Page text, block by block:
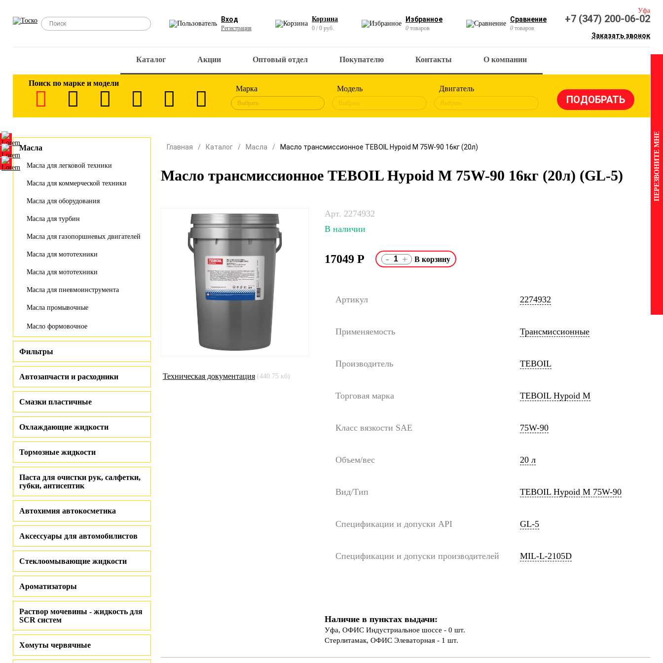
Вход
Регистрация
Корзина
0 / 0 руб.
Избранное
0 товаров
Сравнение
0 товаров
Уфа
+7 (347) 200-06-02
Заказать звонок
Каталог Акции Оптовый отдел Покупателю Контакты О компании
Поиск по марке и модели
Марка
Выбрать
Модель
Выбрать
Двигатель
Выбрать
Масла
Масла для легковой техники
Масла для коммерческой техники
Масла для оборудования
Масла для турбин
Масла для газопоршневых двигателей
Масла для мототехники
Масла для мототехники
Масла для пневмоинструмента
Масла промывочные
Масло формовочное
Фильтры
Автозапчасти и расходники
Смазки пластичные
Охлаждающие жидкости
Тормозные жидкости
Паста для очистки рук, салфетки,
губки, антисептик
Автохимия автокосметика
Аксессуары для автомобилистов
Стеклоомывающие жидкости
Ароматизаторы
Раствор мочевины - жидкость для
SCR систем
Хомуты червячные
Главная Каталог Масла Масло трансмиссионное TEBOIL Hypoid M 75W-90 16кг (20л)
Масло трансмиссионное TEBOIL Hypoid M 75W-90 16кг (20л) (GL-5)
Техническая документация (440.75 кб)
Арт. 2274932
В наличии
17049 Р - +
Артикул 2274932
Применяемость Трансмиссионные
Производитель TEBOIL
Торговая марка TEBOIL Hypoid M
Класс вязкости SAE 75W-90
Объем/вес 20 л
Вид/Тип TEBOIL Hypoid M 75W-90
Спецификации и допуски API GL-5
Спецификации и допуски производителей MIL-L-2105D
Наличие в пунктах выдачи:
Уфа, ОФИС Индустриальное шоссе - 0 шт.
Стерлитамак, ОФИС Элеваторная - 1 шт.
ПЕРЕЗВОНИТЕ МНЕ